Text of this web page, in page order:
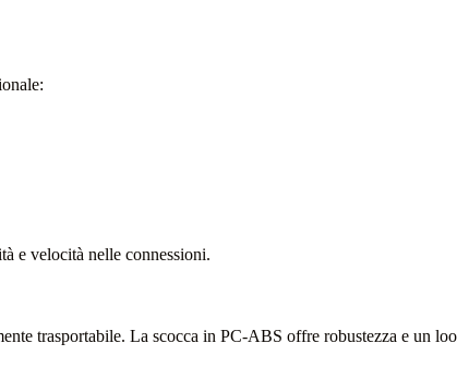
e velocità nelle connessioni.
trasportabile. La scocca in PC‑ABS offre robustezza e un